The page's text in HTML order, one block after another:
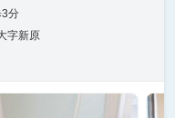
3分
字新原